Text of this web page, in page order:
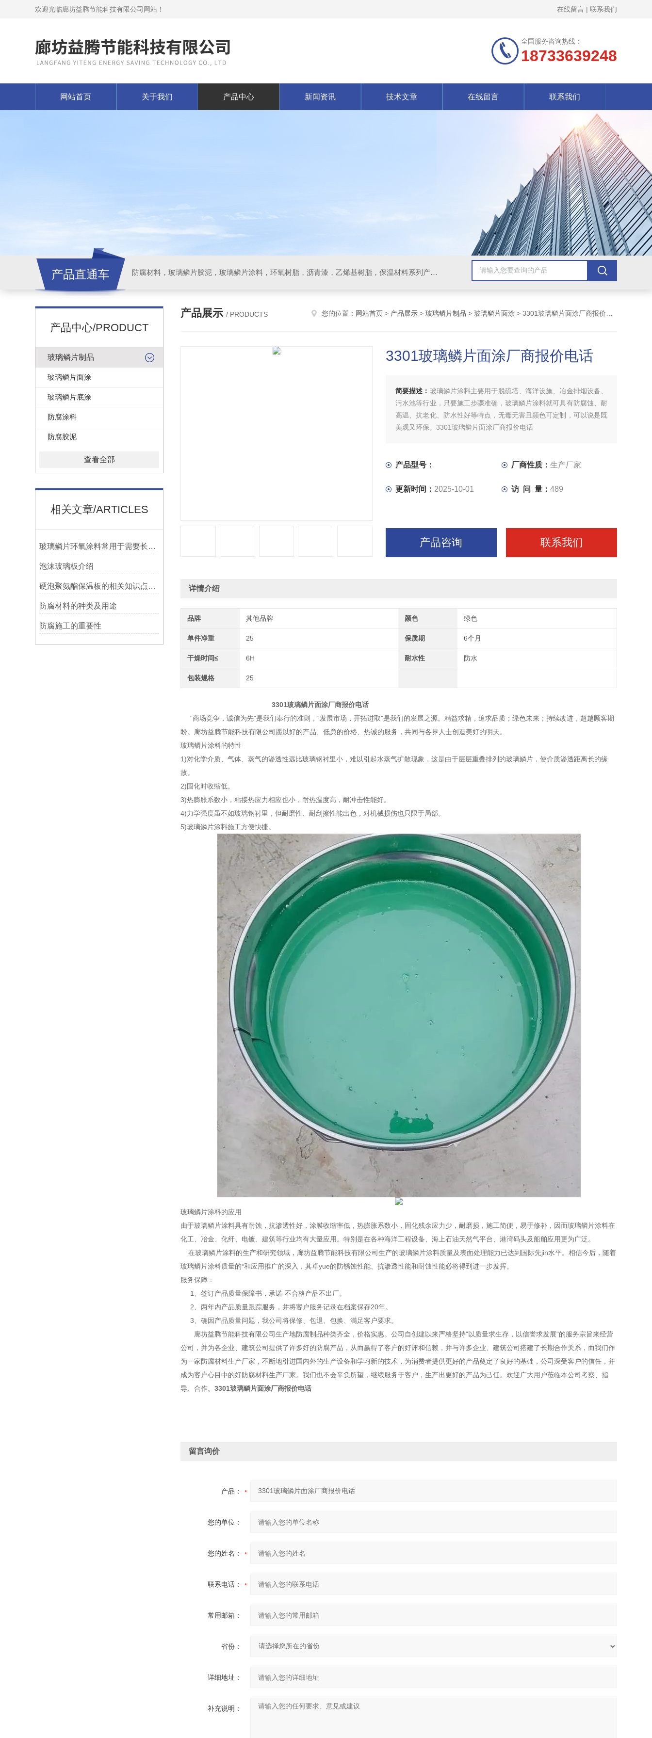
欢迎光临廊坊益腾节能科技有限公司网站！ 在线留言 | 联系我们
全国服务咨询热线：
18733639248
网站首页 关于我们 产品中心 新闻资讯 技术文章 在线留言 联系我们
产品直通车 防腐材料，玻璃鳞片胶泥，玻璃鳞片涂料，环氧树脂，沥青漆，乙烯基树脂，保温材料系列产品。
产品中心/PRODUCT
玻璃鳞片制品
玻璃鳞片面涂
玻璃鳞片底涂
防腐涂料
防腐胶泥
查看全部
相关文章/ARTICLES
玻璃鳞片环氧涂料常用于需要长期防腐蚀保护的场合中
泡沫玻璃板介绍
硬泡聚氨酯保温板的相关知识点介绍
防腐材料的种类及用途
防腐施工的重要性
产品展示 / PRODUCTS 您的位置： 网站首页 > 产品展示 > 玻璃鳞片制品 > 玻璃鳞片面涂 > 3301玻璃鳞片面涂厂商报价电话
3301玻璃鳞片面涂厂商报价电话
简要描述： 玻璃鳞片涂料主要用于脱硫塔、海洋设施、冶金排烟设备、
污水池等行业，只要施工步骤准确，玻璃鳞片涂料就可具有防腐蚀、耐
高温、抗老化、防水性好等特点，无毒无害且颜色可定制，可以说是既
美观又环保。3301玻璃鳞片面涂厂商报价电话
产品型号： 厂商性质： 生产厂家
更新时间： 2025-10-01 访 问 量： 489
产品咨询 联系我们
详情介绍
品牌 其他品牌 颜色 绿色
单件净重 25 保质期 6个月
干燥时间≤ 6H 耐水性 防水
包装规格 25
3301玻璃鳞片面涂厂商报价电话
“商场竞争，诚信为先"是我们奉行的准则，“发展市场，开拓进取"是我们的发展之源。精益求精，追求品质；绿色未来；持续改进，超越顾客期
盼。廊坊益腾节能科技有限公司愿以好的产品、低廉的价格、热诚的服务，共同与各界人士创造美好的明天。
玻璃鳞片涂料的特性
1)对化学介质、气体、蒸气的渗透性远比玻璃钢衬里小，难以引起水蒸气扩散现象，这是由于层层重叠排列的玻璃鳞片，使介质渗透距离长的缘
故。
2)固化时收缩低。
3)热膨胀系数小，粘接热应力相应也小，耐热温度高，耐冲击性能好。
4)力学强度虽不如玻璃钢衬里，但耐磨性、耐刮擦性能出色，对机械损伤也只限于局部。
5)玻璃鳞片涂料施工方便快捷。
玻璃鳞片涂料的应用
由于玻璃鳞片涂料具有耐蚀，抗渗透性好，涂膜收缩率低，热膨胀系数小，固化残余应力少，耐磨损，施工简便，易于修补，因而玻璃鳞片涂料在
化工、冶金、化纤、电镀、建筑等行业均有大量应用。特别是在各种海洋工程设备、海上石油天然气平台、港湾码头及船舶应用更为广泛。
在玻璃鳞片涂料的生产和研究领域，廊坊益腾节能科技有限公司生产的玻璃鳞片涂料质量及表面处理能力已达到国际先jin水平。相信今后，随着
玻璃鳞片涂料质量的*和应用推广的深入，其卓yue的防锈蚀性能、抗渗透性能和耐蚀性能必将得到进一步发挥。
服务保障：
1、签订产品质量保障书，承诺-不合格产品不出厂。
2、两年内产品质量跟踪服务，并将客户服务记录在档案保存20年。
3、确因产品质量问题，我公司将保修、包退、包换、满足客户要求。
廊坊益腾节能科技有限公司生产地防腐制品种类齐全，价格实惠。公司自创建以来严格坚持"以质量求生存，以信誉求发展"的服务宗旨来经营
公司，并为各企业、建筑公司提供了许多好的防腐产品，从而赢得了客户的好评和信赖，并与许多企业、建筑公司搭建了长期合作关系，而我们作
为一家防腐材料生产厂家，不断地引进国内外的生产设备和学习新的技术，为消费者提供更好的产品奠定了良好的基础，公司深受客户的信任，并
成为客户心目中的好防腐材料生产厂家。我们也不会辜负所望，继续服务于客户，生产出更好的产品为己任。欢迎广大用户莅临本公司考察、指
导、合作。 3301玻璃鳞片面涂厂商报价电话
留言询价
产品：
您的单位：
您的姓名：
联系电话：
常用邮箱：
省份：
详细地址：
补充说明：